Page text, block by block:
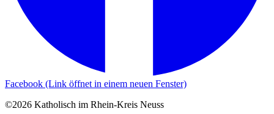
Facebook (Link öffnet in einem neuen Fenster)
©2026 Katholisch im Rhein-Kreis Neuss